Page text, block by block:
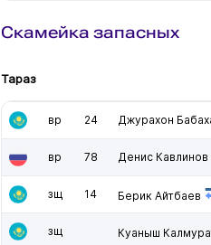
Скамейка запасных
Тараз
вр 24 Джурахон
вр 78 Денис Кавлинов
зщ 14 Берик Айтбаев
зщ Куаныш